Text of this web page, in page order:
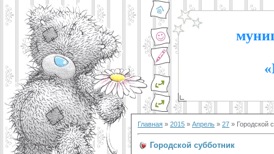
Главная » 2015 » Апрель » 27 » Городской
Городской субботник